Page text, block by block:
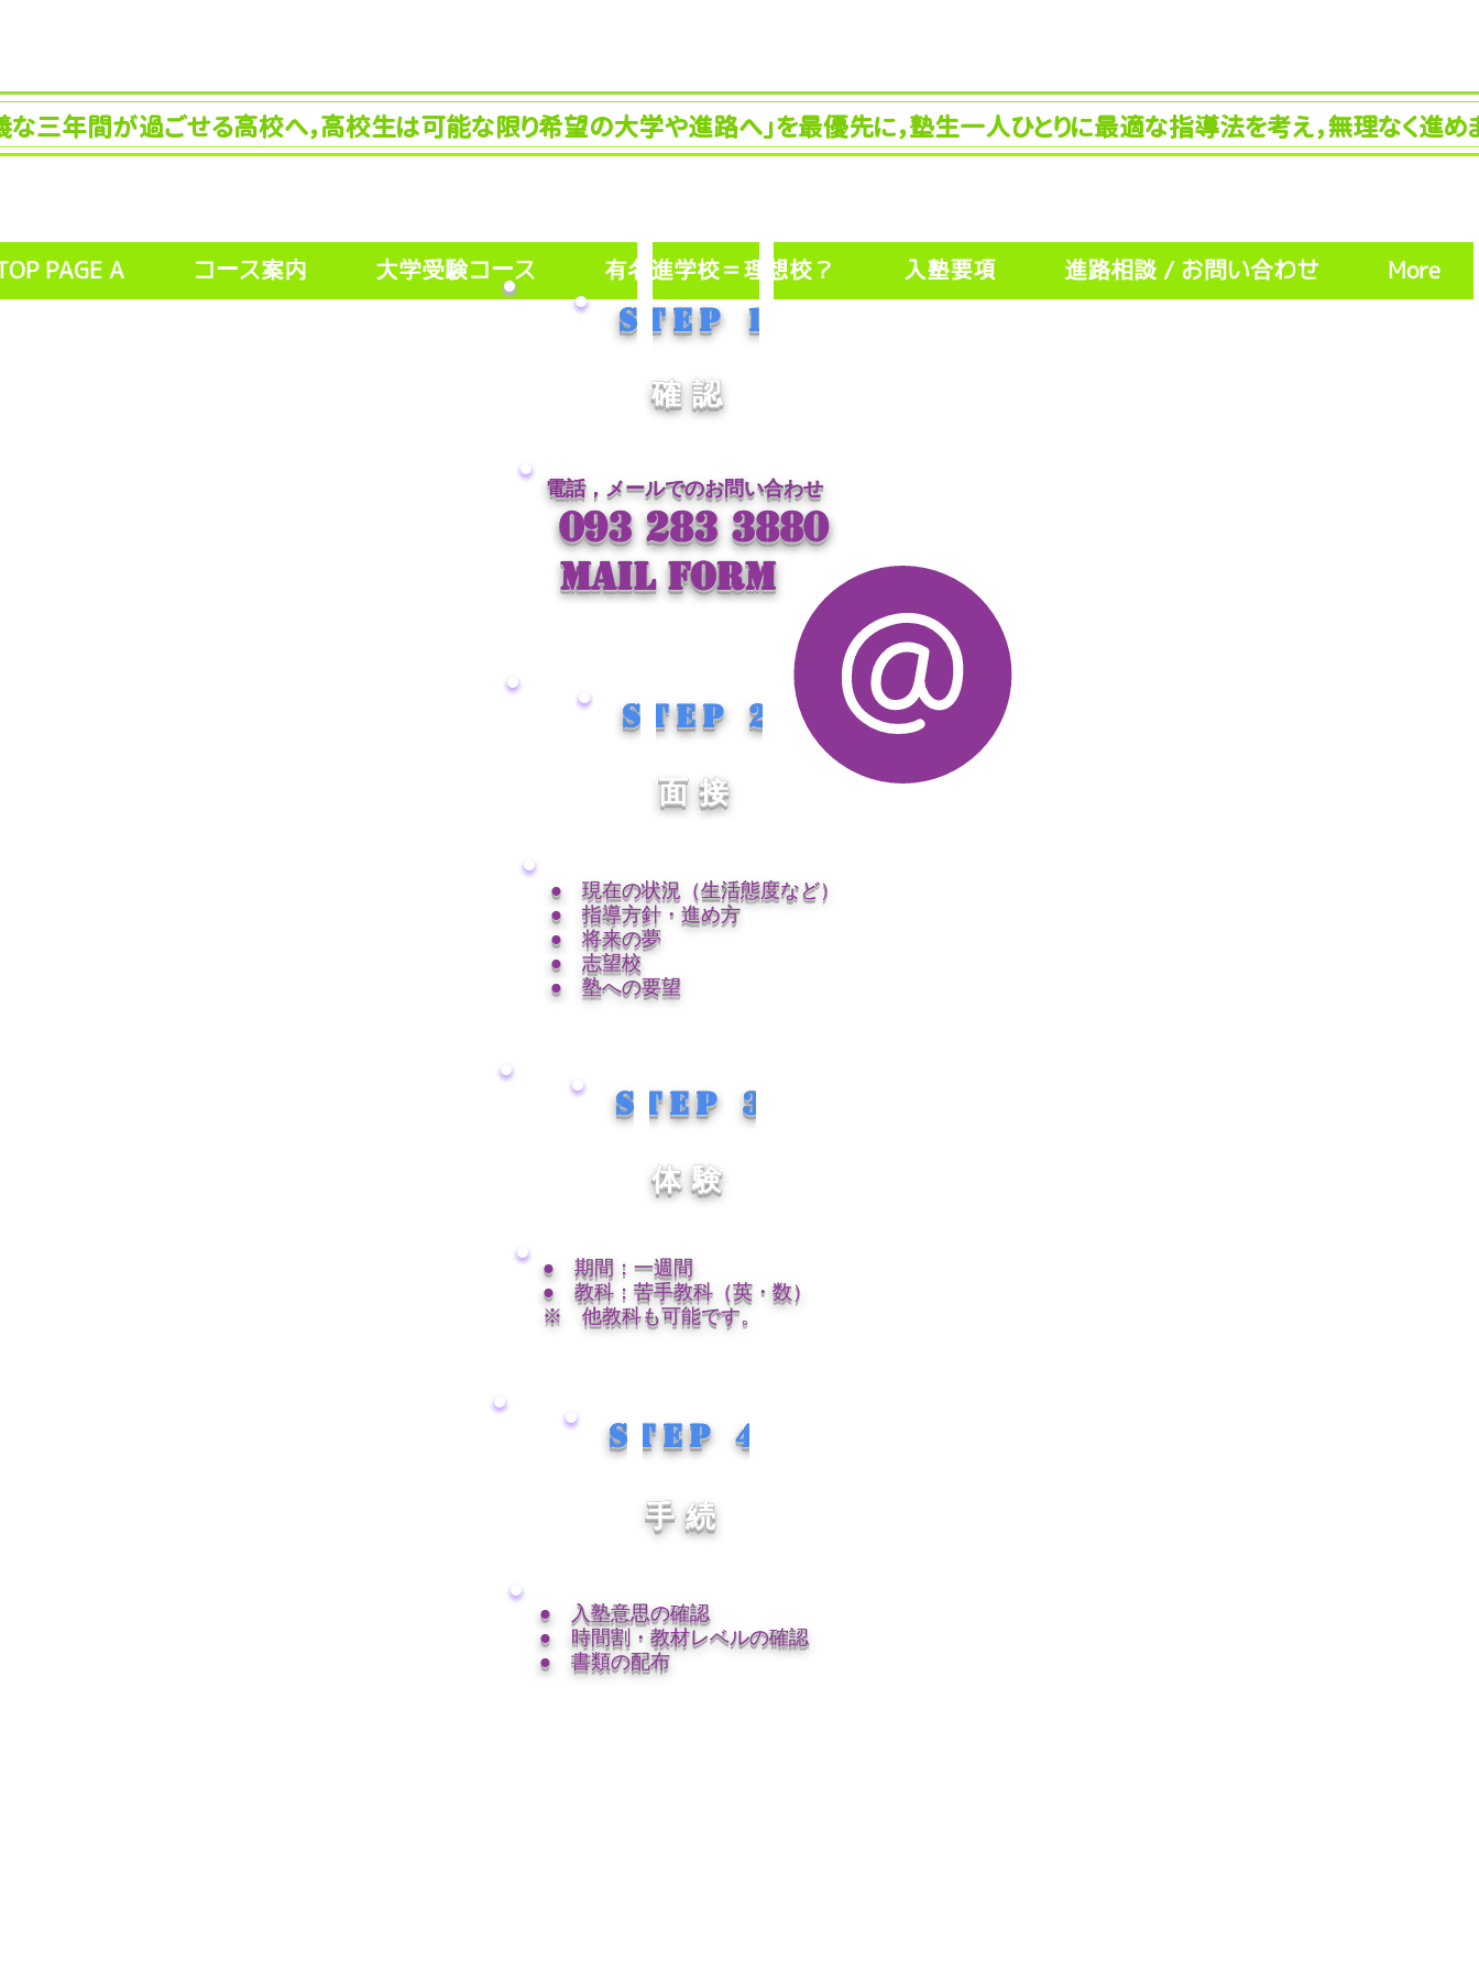
三年間が過ごせる高校へ，高校生は可能な限り希望の大学や進路へ」を最優先に，塾生一人ひとりに最適な指導法を考え，無理なく進め
PAGE A コース案内 大学受験コース 有名進学校＝理想校？ 入塾要項 進路相談 / お問い合わせ More
Step 1
確認
電話，メールでのお問い合わせ
093 283 3880
MAIL FORM
Step 2
面接
● 現在の状況（生活態度など）
● 指導方針・進め方
● 将来の夢
● 志望校
● 塾への要望
Step 3
体験
● 期間：一週間
● 教科：苦手教科（英・数）
​※ 他教科も可能です。
Step 4
手続
● 入塾意思の確認
● 時間割・教材レベルの確認
● 書類の配布